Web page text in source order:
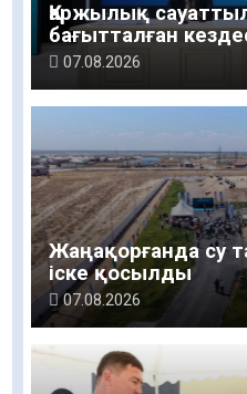
Қаржылық
бағытталған
07.08.2026
Жаңақорғанда су
іске қосылды
07.08.2026